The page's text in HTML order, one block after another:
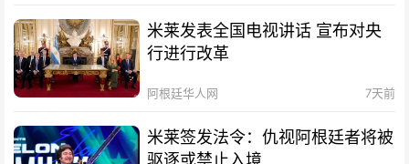
米莱发表全国电视讲话 宣布对央
行进行改革
阿根廷华人网 7天前
米莱签发法令：仇视阿根廷者将被